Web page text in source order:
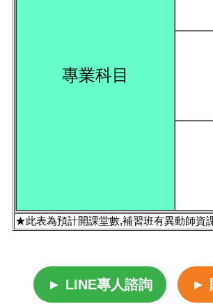
專業科目
★此表為預計開課堂數,補習班有異動師資
► LINE專人諮詢 ►